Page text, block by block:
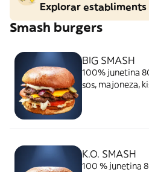
Explorar establiments
Smash burgers
BIG SMASH
100% junetina
sos, majoneza,
K.O. SMASH
100 % junetina